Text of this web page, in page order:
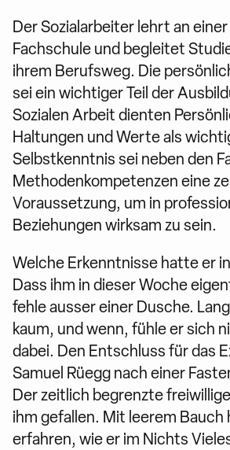
Der Sozialarbeiter lehrt an
Fachschule und begleitet
ihrem Berufsweg. Die
sei ein wichtiger Teil der
Sozialen Arbeit dienten
Haltungen und Werte als
Selbstkenntnis sei neben den
Methodenkompetenzen eine
Voraussetzung, um in
Beziehungen wirksam zu sein.
Welche Erkenntnisse hatte er
Dass ihm in dieser Woche
fehle ausser einer Dusche.
kaum, und wenn, fühle er sich
dabei. Den Entschluss für das
Samuel Rüegg nach einer
Der zeitlich begrenzte
ihm gefallen. Mit leerem Bauch
erfahren, wie er im Nichts